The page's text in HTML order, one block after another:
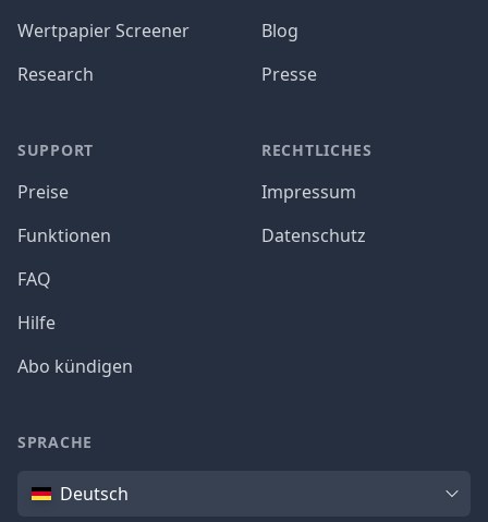
Wertpapier Screener
Research
SUPPORT
Preise
Funktionen
FAQ
Hilfe
Abo kündigen
Blog
Presse
RECHTLICHES
Impressum
Datenschutz
SPRACHE
SpracheDeutsch